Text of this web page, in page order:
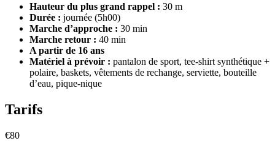
Hauteur du plus grand rappel : 30 m
Durée : journée (5h00)
Marche d’approche : 30 min
Marche retour : 40 min
A partir de 16 ans
Matériel à prévoir : pantalon de sport, tee-shirt synthétique +
polaire, baskets, vêtements de rechange, serviette, bouteille
d’eau, pique-nique
Tarifs
€80